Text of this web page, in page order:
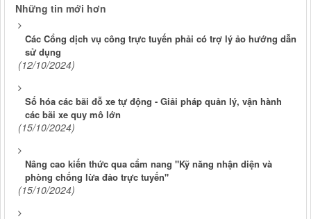
Những tin mới hơn
Các Cổng dịch vụ công trực tuyến phải có trợ lý ảo hướng dẫn
sử dụng
(12/10/2024)
Số hóa các bãi đỗ xe tự động - Giải pháp quản lý, vận hành
các bãi xe quy mô lớn
(15/10/2024)
Nâng cao kiến thức qua cẩm nang "Kỹ năng nhận diện và
phòng chống lừa đảo trực tuyến"
(15/10/2024)